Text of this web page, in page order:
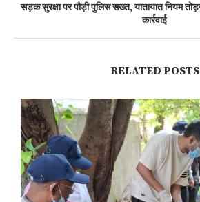
सड़क सुरक्षा पर पौड़ी पुलिस सख्त, यातायात नियम
कार्रवाई
RELATED POSTS